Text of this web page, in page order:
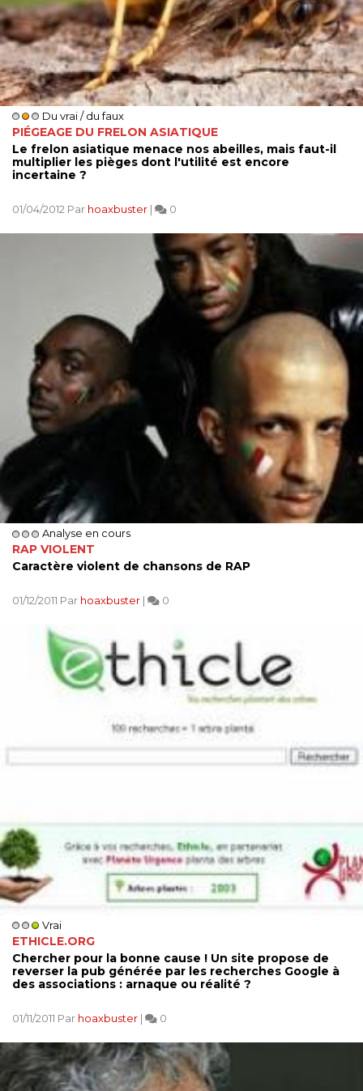
Du vrai / du faux
PIÉGEAGE DU FRELON ASIATIQUE
Le frelon asiatique menace nos abeilles, mais faut-il
multiplier les pièges dont l'utilité est encore
incertaine ?
01/04/2012 Par hoaxbuster | 0
Analyse en cours
RAP VIOLENT
Caractère violent de chansons de RAP
01/12/2011 Par hoaxbuster | 0
Vrai
ETHICLE.ORG
Chercher pour la bonne cause ! Un site propose de
reverser la pub générée par les recherches Google à
des associations : arnaque ou réalité ?
01/11/2011 Par hoaxbuster | 0